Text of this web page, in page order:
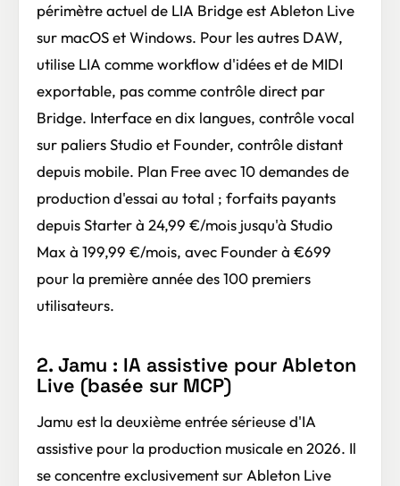
périmètre actuel de LIA Bridge est Ableton Live
sur macOS et Windows. Pour les autres DAW,
utilise LIA comme workflow d'idées et de MIDI
exportable, pas comme contrôle direct par
Bridge. Interface en dix langues, contrôle vocal
sur paliers Studio et Founder, contrôle distant
depuis mobile. Plan Free avec 10 demandes de
production d'essai au total ; forfaits payants
depuis Starter à 24,99 €/mois jusqu'à Studio
Max à 199,99 €/mois, avec Founder à €699
pour la première année des 100 premiers
utilisateurs.
2. Jamu : IA assistive pour Ableton
Live (basée sur MCP)
Jamu est la deuxième entrée sérieuse d'IA
assistive pour la production musicale en 2026. Il
se concentre exclusivement sur Ableton Live